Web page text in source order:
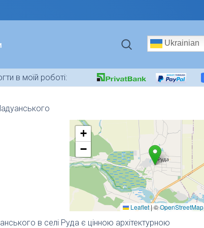
Ukrainian
в моїй роботі:
+
−
Leaflet|©OpenStreetMap
в селі Руда є цінною архітектурною